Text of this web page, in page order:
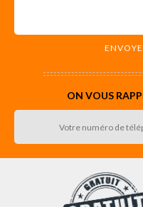
ON VOUS